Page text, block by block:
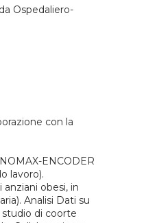
Ospedaliero-
con la
ENCODER
lavoro).
obesi, in
Analisi Dati su
di coorte